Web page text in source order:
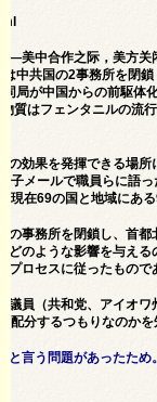
—美中合作之际，美方
中共国の2事務所を閉
局が中国からの前駆体
質はフェンタニルの流
効果を発揮できる場
子メールで職員らに語
在69の国と地域にある
事務所を閉鎖し、首
のような影響を与え
ロセスに従ったもので
員（共和党、アイオ
分するつもりなのかを
言う問題があったため